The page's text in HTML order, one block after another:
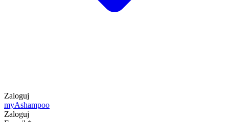
Zaloguj
myAshampoo
Zaloguj